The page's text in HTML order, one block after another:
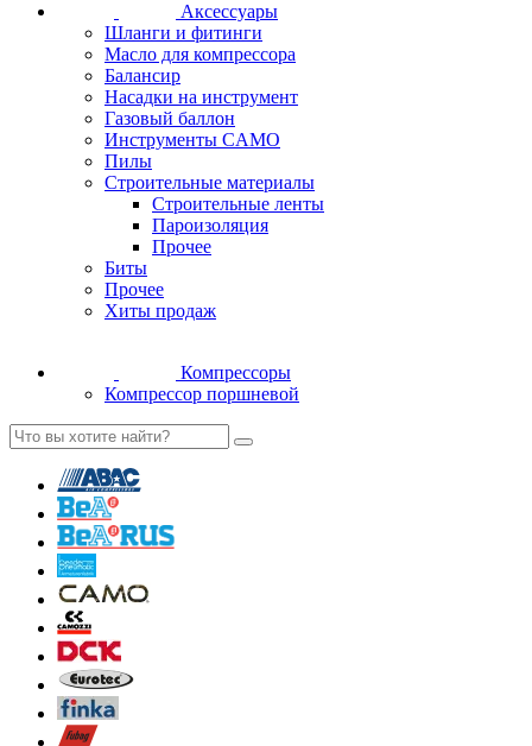
Аксессуары
Шланги и фитинги
Масло для компрессора
Балансир
Насадки на инструмент
Газовый баллон
Инструменты CAMO
Пилы
Строительные материалы
Строительные ленты
Пароизоляция
Прочее
Биты
Прочее
Хиты продаж
Компрессоры
Компрессор поршневой